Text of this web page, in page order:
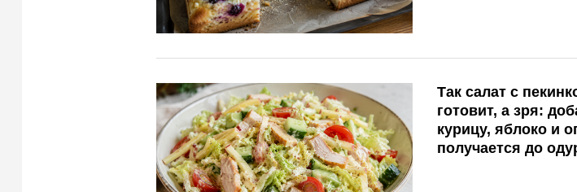
Так салат с
готовит, а зря:
курицу, яблоко и
получается до